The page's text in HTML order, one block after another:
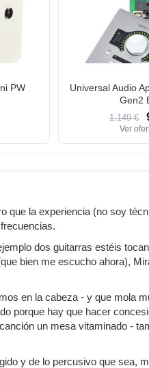
PW
Universal Audio
Gen2
1.149 €
Ver
que la experiencia (no soy
dos guitarras estéis
bien me escucho ahora),
en la cabeza - y que mola
porque hay que hacer
un mesa vitaminado -
y de lo percusivo que sea,